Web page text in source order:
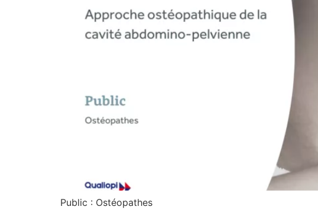
Public : Ostéopathes